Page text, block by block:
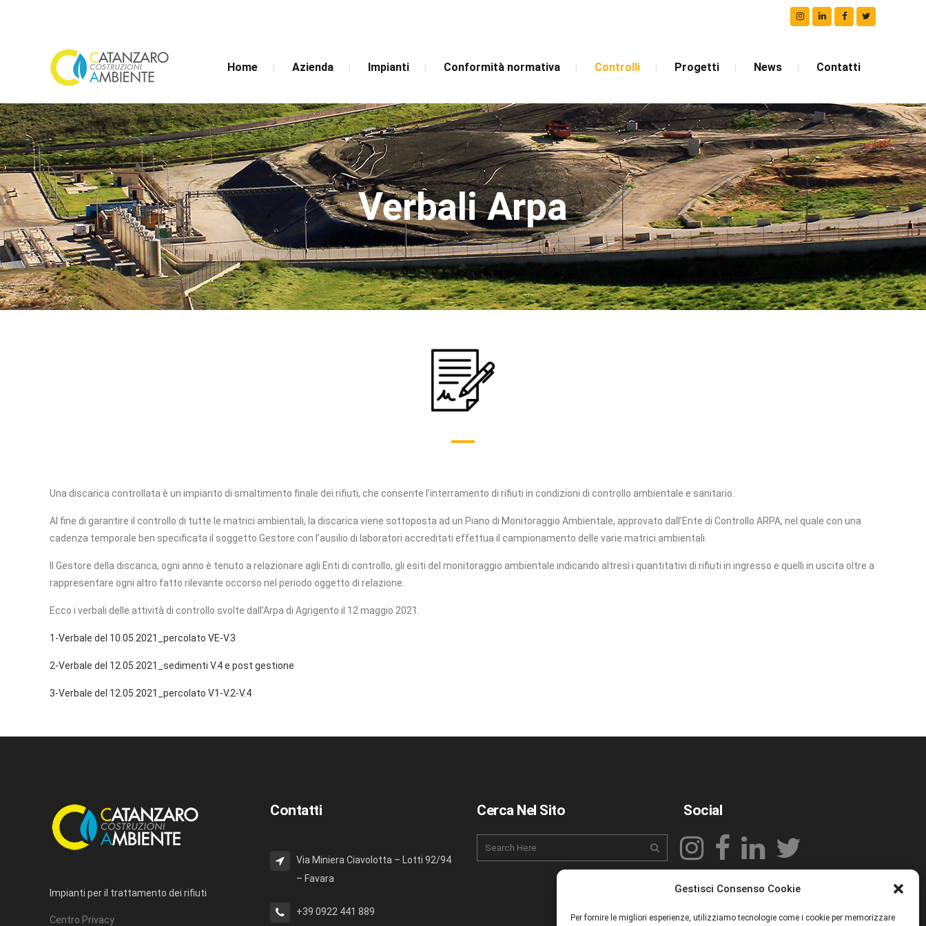
Gestisci Consenso Cookie
Per fornire le migliori esperienze, utilizziamo tecnologie come i cookie per memorizzare
Home Azienda Impianti Conformità normativa Controlli Progetti News Contatti
Verbali Arpa
Una discarica controllata è un impianto di smaltimento finale dei rifiuti, che consente l ’interramento di rifiuti in condizioni di controllo ambientale e sanitario.
Al fine di garantire il controllo di tutte le matrici ambientali, la discarica viene sottoposta ad un Piano di Monitoraggio Ambientale, approvato dall’Ente di Controllo ARPA, nel quale con una
cadenza temporale ben specificata il soggetto Gestore con l’ausilio di laboratori accreditati effettua il campionamento delle varie matrici ambientali.
Il Gestore della discarica, ogni anno è tenuto a relazionare agli Enti di controllo, gli esiti del monitoraggio ambientale indicando altresì i quantitativi di rifiuti in ingresso e quelli in uscita oltre a
rappresentare ogni altro fatto rilevante occorso nel periodo oggetto di relazione.
Ecco i verbali delle attività di controllo svolte dall’Arpa di Agrigento il 12 maggio 2021.
1-Verbale del 10.05.2021_percolato VE-V.3
2-Verbale del 12.05.2021_sedimenti V.4 e post gestione
3-Verbale del 12.05.2021_percolato V1-V.2-V.4
Impianti per il trattamento dei rifiuti
Centro Privacy
Contatti
Via Miniera Ciavolotta – Lotti 92/94
– Favara
+39 0922 441 889
Cerca Nel Sito Social